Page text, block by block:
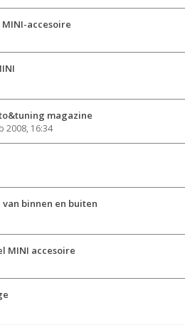
accesoire
magazine
2008, 16:34
binnen en buiten
MINI accesoire